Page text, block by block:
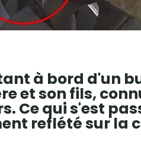
à bord d'un
et son fils,
Ce qui s'est
reflété sur la